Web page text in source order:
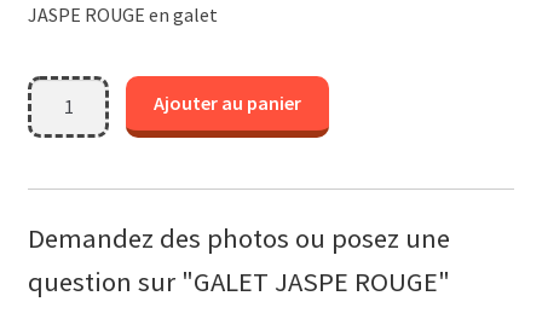
JASPE ROUGE en galet
quantité
de
Ajouter au panier
Demandez des photos ou posez une
question sur "GALET JASPE ROUGE"